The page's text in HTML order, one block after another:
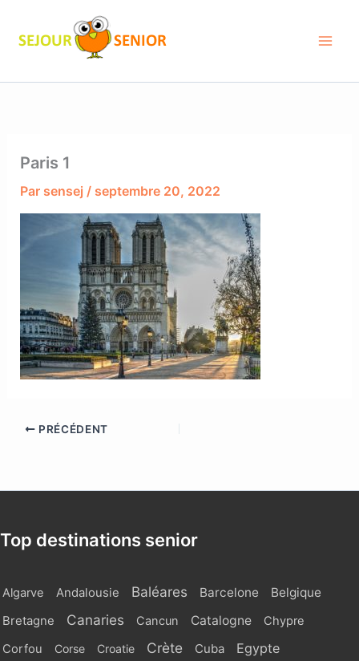
contenu
Paris 1
Par sensej / septembre 20, 2022
PRÉCÉDENT
Top destinations senior
Algarve Andalousie Baléares Barcelone Belgique
Bretagne Canaries Cancun Catalogne
Chypre
Corfou
Corse Croatie Crète Cuba Egypte